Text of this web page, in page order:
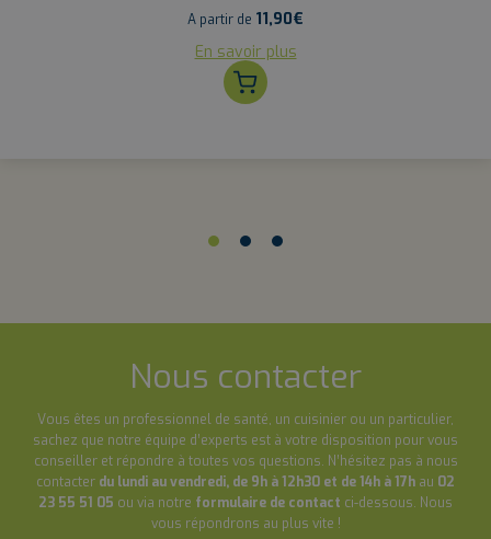
A partir de 11,90€
En savoir plus
Nous contacter
Vous êtes un professionnel de santé, un cuisinier ou un particulier,
sachez que notre équipe d’experts est à votre disposition pour vous
conseiller et répondre à toutes vos questions. N’hésitez pas à nous
contacter du lundi au vendredi, de 9h à 12h30 et de 14h à 17h au 02
23 55 51 05 ou via notre formulaire de contact ci-dessous. Nous
vous répondrons au plus vite !